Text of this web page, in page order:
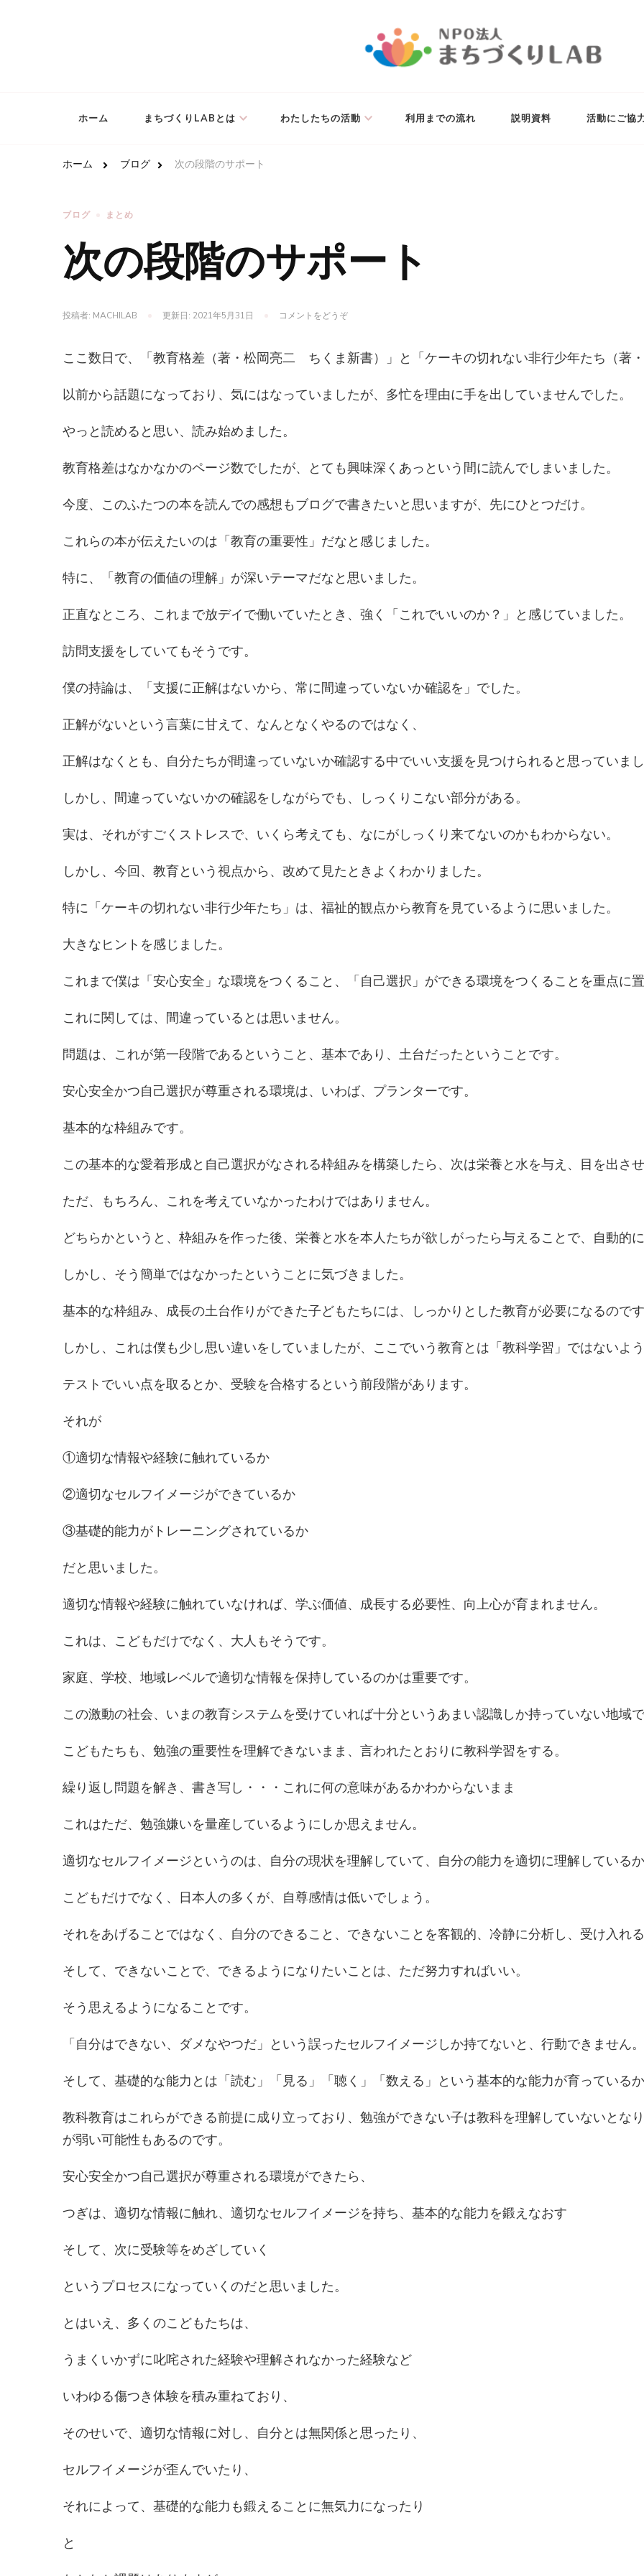
ホーム まちづくりLABとは わたしたちの活動 利用までの流れ 説明資料 活動にご協
ホーム ブログ 次の段階のサポート
ブログ まとめ
次の段階のサポート
投稿者: MACHILAB 更新日: 2021年5月31日 コメントをどうぞ(次
階
の
ポ
ー
ここ数日で、「教育格差（著・松岡亮二 ちくま新書）」と「ケーキの切れない非行少年たち（
以前から話題になっており、気にはなっていましたが、多忙を理由に手を出していませんでした。
やっと読めると思い、読み始めました。
教育格差はなかなかのページ数でしたが、とても興味深くあっという間に読んでしまいました。
今度、このふたつの本を読んでの感想もブログで書きたいと思いますが、先にひとつだけ。
これらの本が伝えたいのは「教育の重要性」だなと感じました。
特に、「教育の価値の理解」が深いテーマだなと思いました。
正直なところ、これまで放デイで働いていたとき、強く「これでいいのか？」と感じていました。
訪問支援をしていてもそうです。
僕の持論は、「支援に正解はないから、常に間違っていないか確認を」でした。
正解がないという言葉に甘えて、なんとなくやるのではなく、
正解はなくとも、自分たちが間違っていないか確認する中でいい支援を見つけられると思っていま
しかし、間違っていないかの確認をしながらでも、しっくりこない部分がある。
実は、それがすごくストレスで、いくら考えても、なにがしっくり来てないのかもわからない。
しかし、今回、教育という視点から、改めて見たときよくわかりました。
特に「ケーキの切れない非行少年たち」は、福祉的観点から教育を見ているように思いました。
大きなヒントを感じました。
これまで僕は「安心安全」な環境をつくること、「自己選択」ができる環境をつくることを重点に
これに関しては、間違っているとは思いません。
問題は、これが第一段階であるということ、基本であり、土台だったということです。
安心安全かつ自己選択が尊重される環境は、いわば、プランターです。
基本的な枠組みです。
この基本的な愛着形成と自己選択がなされる枠組みを構築したら、次は栄養と水を与え、目を出さ
ただ、もちろん、これを考えていなかったわけではありません。
どちらかというと、枠組みを作った後、栄養と水を本人たちが欲しがったら与えることで、自動的
しかし、そう簡単ではなかったということに気づきました。
基本的な枠組み、成長の土台作りができた子どもたちには、しっかりとした教育が必要になるので
しかし、これは僕も少し思い違いをしていましたが、ここでいう教育とは「教科学習」ではないよ
テストでいい点を取るとか、受験を合格するという前段階があります。
それが
①適切な情報や経験に触れているか
②適切なセルフイメージができているか
③基礎的能力がトレーニングされているか
だと思いました。
適切な情報や経験に触れていなければ、学ぶ価値、成長する必要性、向上心が育まれません。
これは、こどもだけでなく、大人もそうです。
家庭、学校、地域レベルで適切な情報を保持しているのかは重要です。
この激動の社会、いまの教育システムを受けていれば十分というあまい認識しか持っていない地域
こどもたちも、勉強の重要性を理解できないまま、言われたとおりに教科学習をする。
繰り返し問題を解き、書き写し・・・これに何の意味があるかわからないまま
これはただ、勉強嫌いを量産しているようにしか思えません。
適切なセルフイメージというのは、自分の現状を理解していて、自分の能力を適切に理解している
こどもだけでなく、日本人の多くが、自尊感情は低いでしょう。
それをあげることではなく、自分のできること、できないことを客観的、冷静に分析し、受け入れ
そして、できないことで、できるようになりたいことは、ただ努力すればいい。
そう思えるようになることです。
「自分はできない、ダメなやつだ」という誤ったセルフイメージしか持てないと、行動できません。
そして、基礎的な能力とは「読む」「見る」「聴く」「数える」という基本的な能力が育っている
教科教育はこれらができる前提に成り立っており、勉強ができない子は教科を理解していないとな
が弱い可能性もあるのです。
安心安全かつ自己選択が尊重される環境ができたら、
つぎは、適切な情報に触れ、適切なセルフイメージを持ち、基本的な能力を鍛えなおす
そして、次に受験等をめざしていく
というプロセスになっていくのだと思いました。
とはいえ、多くのこどもたちは、
うまくいかずに叱咤された経験や理解されなかった経験など
いわゆる傷つき体験を積み重ねており、
そのせいで、適切な情報に対し、自分とは無関係と思ったり、
セルフイメージが歪んでいたり、
それによって、基礎的な能力も鍛えることに無気力になったり
と